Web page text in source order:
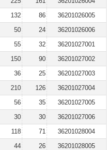
132 86
36201026005
50 24
36201026006
55 32
36201027001
150 90
36201027002
36 25
36201027003
210 126
36201027004
56 35
36201027005
30 30
36201027006
118 71
36201028004
44 26
36201028005